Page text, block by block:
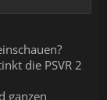
die PSVR 2
ganzen